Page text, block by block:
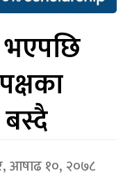
भएपछि
आषाढ १०, २०७८